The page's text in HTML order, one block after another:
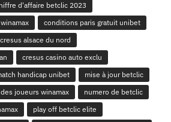
d'affaire betclic 2023
conditions paris gratuit unibet
cresus alsace du nord
cresus casino auto exclu
handicap unibet
mise à jour betclic
joueurs winamax
numero de betclic
play off betclic elite